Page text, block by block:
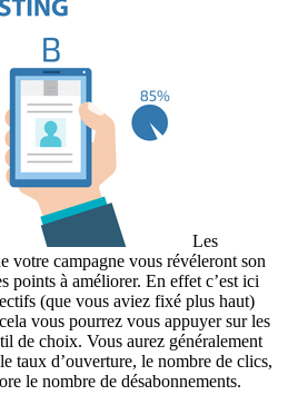
Les
votre campagne vous révéleront son
points à améliorer. En effet c’est ici
(que vous aviez fixé plus haut)
vous pourrez vous appuyer sur les
de choix. Vous aurez généralement
taux d’ouverture, le nombre de clics,
le nombre de désabonnements.